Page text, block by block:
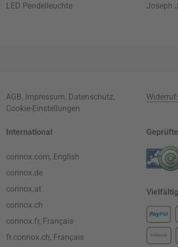
LED Pendelleuchte
Joseph
AGB, Impressum, Datenschutz,
Cookie-Einstellungen
International
connox.com, English
connox.de
connox.at
connox.ch
connox.fr, Français
fr.connox.ch, Français
VORKASSE